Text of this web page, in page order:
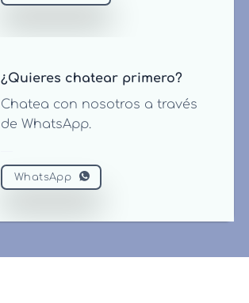
¿Quieres chatear primero?
Chatea con nosotros a través
de WhatsApp.
WhatsApp